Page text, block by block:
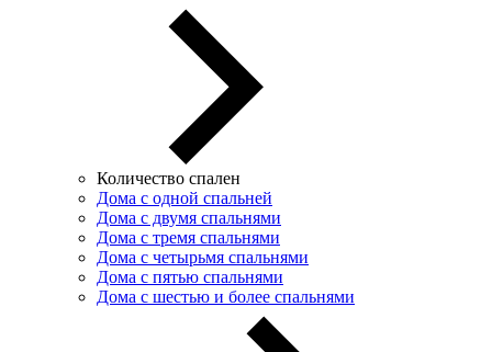
Количество спален
Дома с одной спальней
Дома с двумя спальнями
Дома с тремя спальнями
Дома с четырьмя спальнями
Дома с пятью спальнями
Дома с шестью и более спальнями